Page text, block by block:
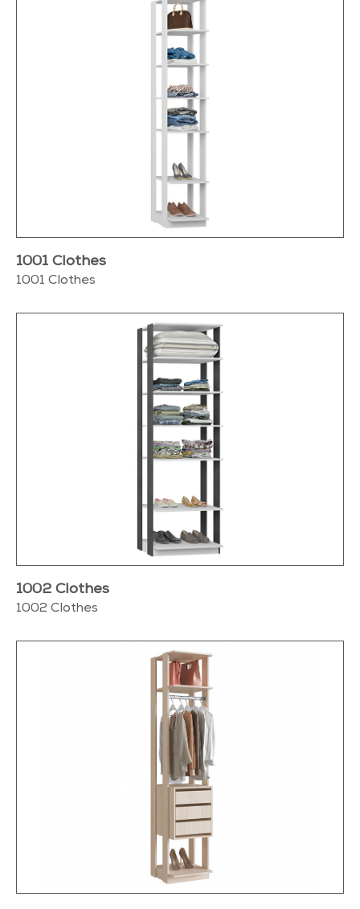
1001 Clothes
1001 Clothes
1002 Clothes
1002 Clothes